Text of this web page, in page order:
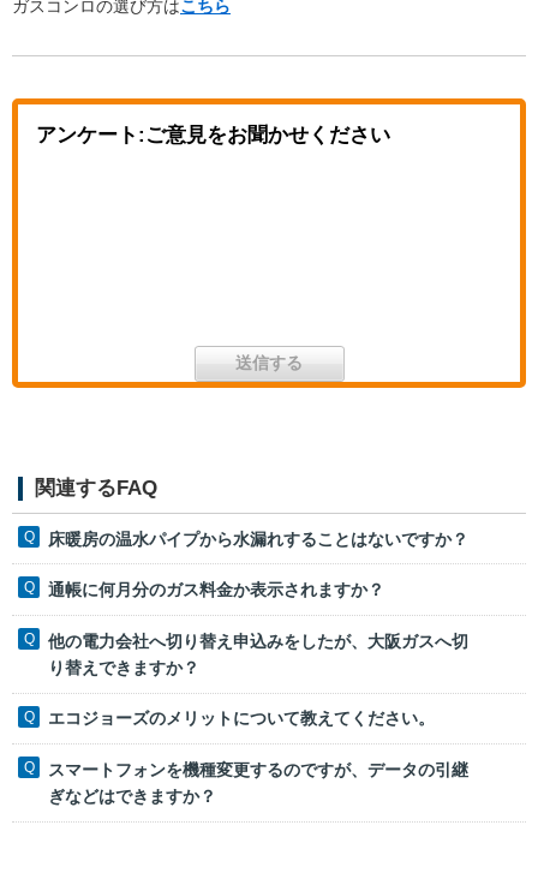
ガスコンロの選び方はこちら
アンケート:ご意見をお聞かせください
関連するFAQ
床暖房の温水パイプから水漏れすることはないですか？
通帳に何月分のガス料金か表示されますか？
他の電力会社へ切り替え申込みをしたが、大阪ガスへ切
り替えできますか？
エコジョーズのメリットについて教えてください。
スマートフォンを機種変更するのですが、データの引継
ぎなどはできますか？